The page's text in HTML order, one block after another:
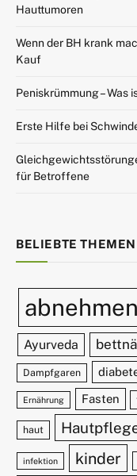
Hauttumoren
Wenn der BH krank
Kauf
Peniskrümmung – Was
Erste Hilfe bei
für Betroffene
BELIEBTE THEMEN
abnehmen
Ayurveda
Dampfgaren
Ernährung Fasten
haut
infektion kinder